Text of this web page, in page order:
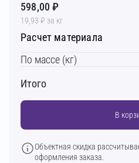
598,00 ₽
19,93 ₽ за кг
Расчет материала
По массе (кг)
Итого
В
Объектная скидка
оформления заказа.